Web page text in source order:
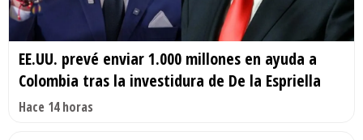
EE.UU. prevé enviar 1.000 millones en ayuda a
Colombia tras la investidura de De la Espriella
Hace 14 horas